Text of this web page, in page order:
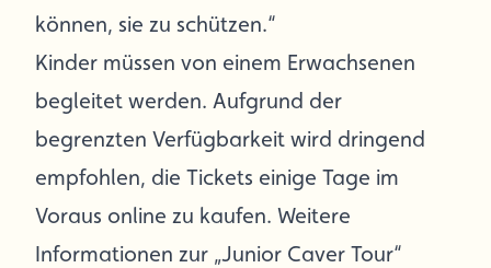
können, sie zu schützen.“
Kinder müssen von einem Erwachsenen
begleitet werden. Aufgrund der
begrenzten Verfügbarkeit wird dringend
empfohlen, die Tickets einige Tage im
Voraus online zu kaufen. Weitere
Informationen zur „Junior Caver Tour“